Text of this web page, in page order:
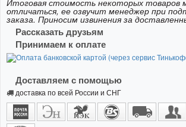
отличаться, ее озвучит менеджер при
заказа. Приносим извинения за
Рассказать друзьям
Принимаем к оплате
Доставляем с помощью
доставка по всей России и СНГ